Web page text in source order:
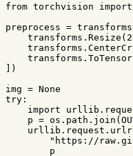
from torchvision import
preprocess = transforms
transforms . Resize (
transforms .
transforms . ToTensor
])
img = None
try :
import
p = os . path . join (
urllib . request .
"https://
p